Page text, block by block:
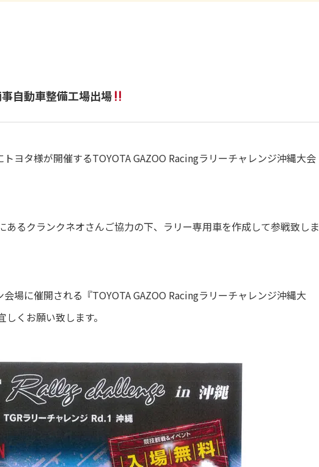
自動車整備工場出場
ヨタ様が開催するTOYOTA GAZOO Racingラリーチャレンジ沖縄大会
るクランクネオさんご協力の下、ラリー専用車を作成して参戦致しま
場に催開される『TOYOTA GAZOO Racingラリーチャレンジ沖縄大
くお願い致します。